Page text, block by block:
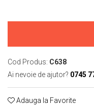
Mașini de echilibrare
vibrații
Camere climatice
Echipamente pentru
Macarale portal
Alte echipamente de
Senzori seismici
Cod Produs: C638
Ai nevoie de ajutor? 0745
Adauga la Favorite